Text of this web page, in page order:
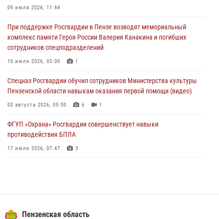
дезориентированному пенсионеру
В Пензе при силовой поддержке Росгвардии пресечена
деятельность ОПГ, маскировавшейся под реабилитационный центр
(видео)
09 июля 2026, 11:44
При поддержке Росгвардии в Пензе возводят мемориальный
комплекс памяти Героя России Валерия Канакина и погибших
сотрудников спецподразделений
10 июля 2026, 05:00 1
Спецназ Росгвардии обучил сотрудников Министерства культуры
Пензенской области навыкам оказания первой помощи (видео)
03 августа 2026, 05:00 6 1
ФГУП «Охрана» Росгвардии совершенствует навыки
противодействия БПЛА
17 июля 2026, 07:47 3
Пензенский спецназ Росгвардии готовит студентов к окружному
Пензенская область